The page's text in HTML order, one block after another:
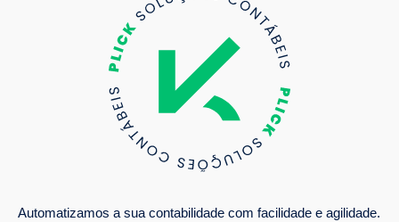
Automatizamos a sua contabilidade com facilidade e agilidade.